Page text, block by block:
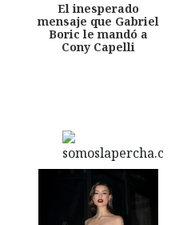
El inesperado
mensaje que Gabriel
Boric le mandó a
Cony Capelli